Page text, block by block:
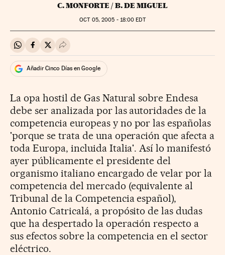
C. MONFORTE / B. DE MIGUEL
OCT05, 2005 - 18:00 EDT
Compartir en Whatsapp
Compartir en Facebook
Compartir en Twitter
Desplegar Redes Sociales
Añadir Cinco Días en Google
La opa hostil de Gas Natural sobre Endesa
debe ser analizada por las autoridades de la
competencia europeas y no por las españolas
'porque se trata de una operación que afecta a
toda Europa, incluida Italia'. Así lo manifestó
ayer públicamente el presidente del
organismo italiano encargado de velar por la
competencia del mercado (equivalente al
Tribunal de la Competencia español),
Antonio Catricalá, a propósito de las dudas
que ha despertado la operación respecto a
sus efectos sobre la competencia en el sector
eléctrico.